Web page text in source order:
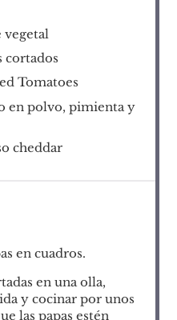
vegetal
cortados
Tomatoes
en polvo, pimienta y
cheddar
en cuadros.
en una olla,
y cocinar por unos
las papas estén